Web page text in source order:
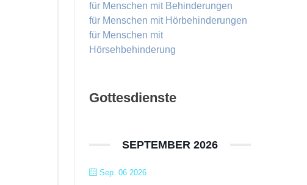
für Menschen mit Behinderungen
für Menschen mit Hörbehinderungen
für Menschen mit
Hörsehbehinderung
Gottesdienste
SEPTEMBER 2026
Sep. 06 2026